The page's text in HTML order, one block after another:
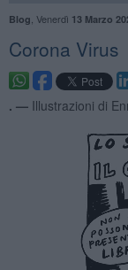
Blog Venerdì 13 Marzo
Corona Virus
. — Illustrazioni di